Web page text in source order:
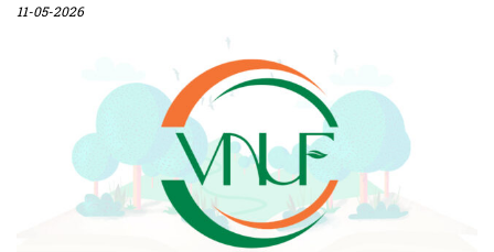
11-05-2026